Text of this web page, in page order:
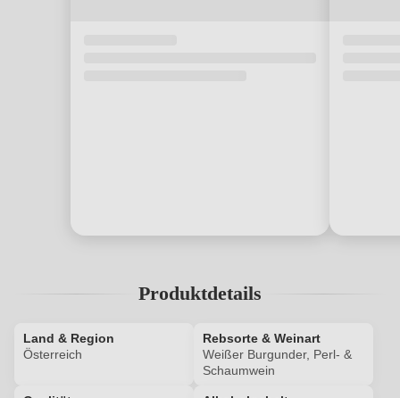
Produktdetails
Land & Region
Österreich
Rebsorte & Weinart
Weißer Burgunder, Perl- &
Schaumwein